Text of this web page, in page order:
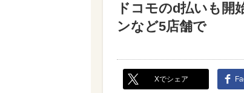
ドコモのd払いも
ンなど5店舗で
Xでシェア